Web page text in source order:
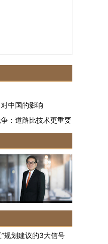
中国的影响
：道路比技术更重要
规划建议的3大信号